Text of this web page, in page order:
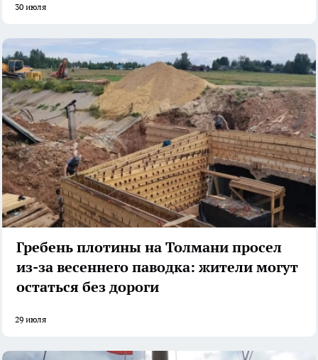
30 июля
Гребень плотины на Толмани просел
из-за весеннего паводка: жители могут
остаться без дороги
29 июля